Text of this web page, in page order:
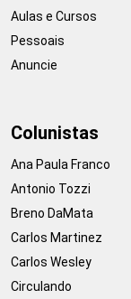
Aulas e Cursos
Pessoais
Anuncie
Colunistas
Ana Paula Franco
Antonio Tozzi
Breno DaMata
Carlos Martinez
Carlos Wesley
Circulando